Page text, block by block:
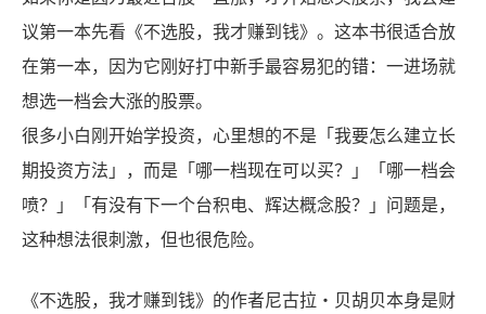
议第一本先看《不选股，我才赚到钱》。这本书很适合放
在第一本，因为它刚好打中新手最容易犯的错：一进场就
想选一档会大涨的股票。
很多小白刚开始学投资，心里想的不是「我要怎么建立长
期投资方法」，而是「哪一档现在可以买？」「哪一档会
喷？」「有没有下一个台积电、辉达概念股？」问题是，
这种想法很刺激，但也很危险。
《不选股，我才赚到钱》的作者尼古拉・贝胡贝本身是财